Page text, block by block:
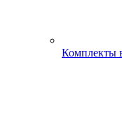
Комплекты